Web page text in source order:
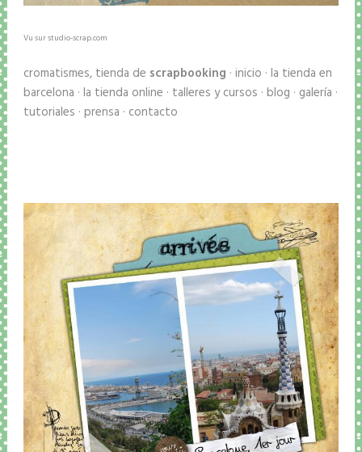
Vu sur studio-scrap.com
cromatismes, tienda de scrapbooking · inicio · la tienda en
barcelona · la tienda online · talleres y cursos · blog · galería ·
tutoriales · prensa · contacto